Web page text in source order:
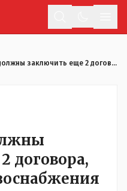
Костанайцы должны заключить еще 2 договора, касающихся газоснабжения
договора,